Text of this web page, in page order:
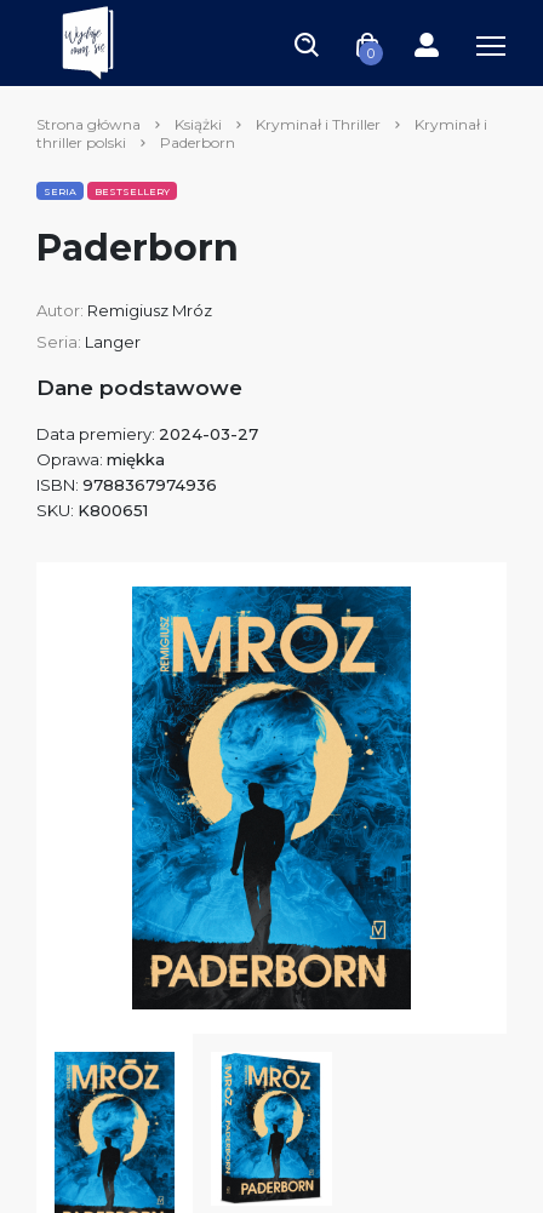
0
Strona główna Książki Kryminał i Thriller
Kryminał i
thriller polski
Paderborn
SERIA BESTSELLERY
Paderborn
Autor: Remigiusz Mróz
Seria: Langer
Dane podstawowe
Data premiery: 2024-03-27
Oprawa: miękka
ISBN: 9788367974936
SKU: K800651